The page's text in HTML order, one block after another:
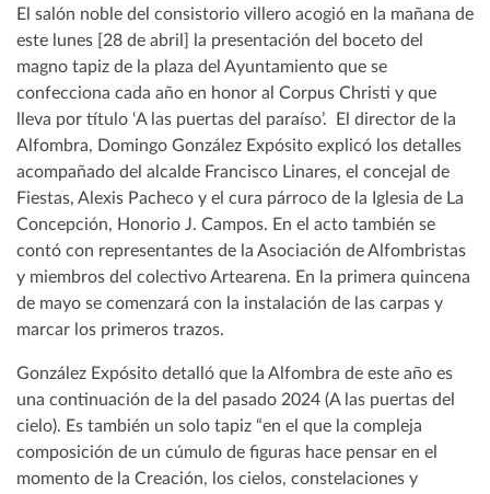
El salón noble del consistorio villero acogió en la mañana de
este lunes [28 de abril] la presentación del boceto del
magno tapiz de la plaza del Ayuntamiento que se
confecciona cada año en honor al Corpus Christi y que
lleva por título ‘A las puertas del paraíso’. El director de la
Alfombra, Domingo González Expósito explicó los detalles
acompañado del alcalde Francisco Linares, el concejal de
Fiestas, Alexis Pacheco y el cura párroco de la Iglesia de La
Concepción, Honorio J. Campos. En el acto también se
contó con representantes de la Asociación de Alfombristas
y miembros del colectivo Artearena. En la primera quincena
de mayo se comenzará con la instalación de las carpas y
marcar los primeros trazos.
González Expósito detalló que la Alfombra de este año es
una continuación de la del pasado 2024 (A las puertas del
cielo). Es también un solo tapiz “en el que la compleja
composición de un cúmulo de figuras hace pensar en el
momento de la Creación, los cielos, constelaciones y